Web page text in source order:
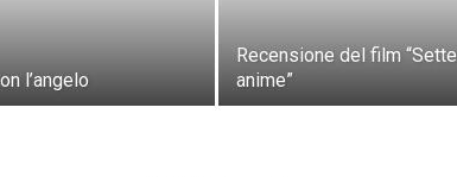
l’angelo
Recensione del film “Sette
anime”